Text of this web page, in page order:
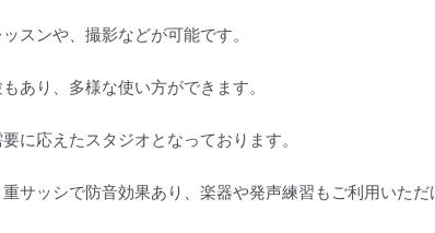
スンや、撮影などが可能です。
あり、多様な使い方ができます。
に応えたスタジオとなっております。
サッシで防音効果あり、楽器や発声練習もご利用いただ